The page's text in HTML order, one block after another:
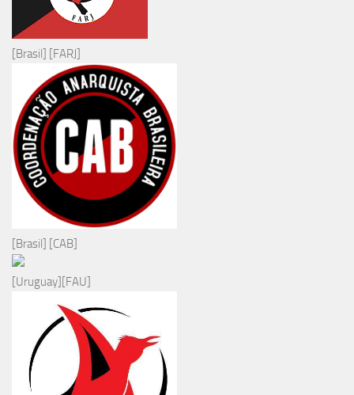
[Brasil] [FARJ]
[Brasil] [CAB]
[Uruguay][FAU]